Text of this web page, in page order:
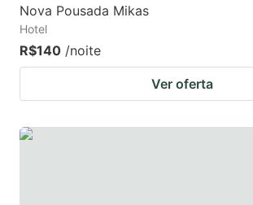
Nova Pousada Mikas
Hotel
R$140 /noite
Ver oferta